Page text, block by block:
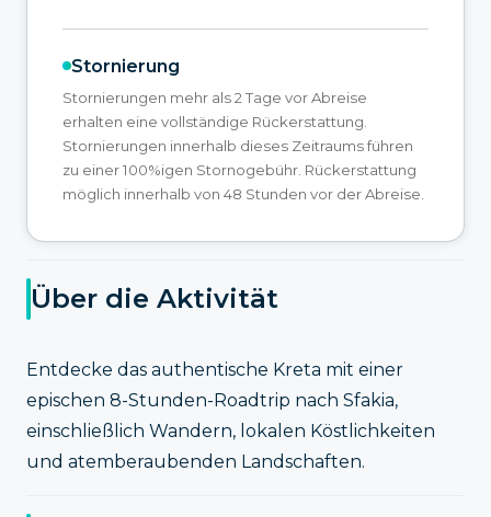
Stornierung
Stornierungen mehr als 2 Tage vor Abreise
erhalten eine vollständige Rückerstattung.
Stornierungen innerhalb dieses Zeitraums führen
zu einer 100%igen Stornogebühr. Rückerstattung
möglich innerhalb von 48 Stunden vor der Abreise.
Über die Aktivität
Entdecke das authentische Kreta mit einer
epischen 8-Stunden-Roadtrip nach Sfakia,
einschließlich Wandern, lokalen Köstlichkeiten
und atemberaubenden Landschaften.